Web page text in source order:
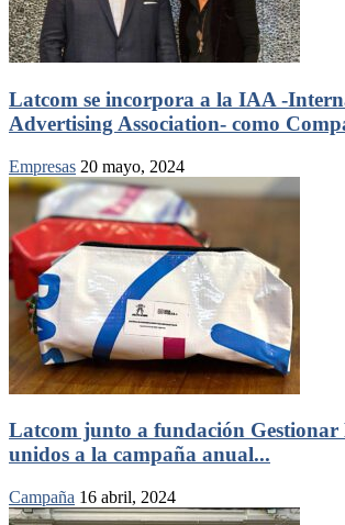
Latcom se incorpora a la IAA -
Advertising Association- como
Empresas 20 mayo, 2024
Latcom junto a fundación Gestionar
unidos a la campaña anual...
Campaña 16 abril, 2024